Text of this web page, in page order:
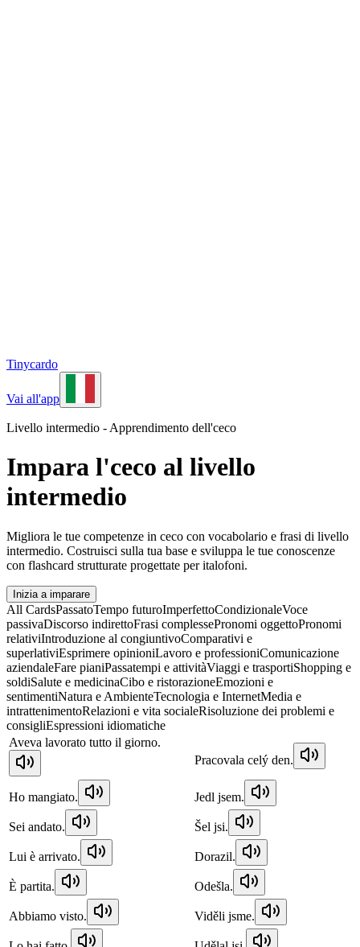
Tinycardo
Vai all'app
Livello intermedio - Apprendimento dell'ceco
Impara l'ceco al livello
intermedio
Migliora le tue competenze in ceco con vocabolario e frasi di livello
intermedio. Costruisci sulla tua base e sviluppa le tue conoscenze
con flashcard strutturate progettate per italofoni.
Inizia a imparare
All CardsPassatoTempo futuroImperfettoCondizionaleVoce
passivaDiscorso indirettoFrasi complessePronomi oggettoPronomi
relativiIntroduzione al congiuntivoComparativi e
superlativiEsprimere opinioniLavoro e professioniComunicazione
aziendaleFare pianiPassatempi e attivitàViaggi e trasportiShopping e
soldiSalute e medicinaCibo e ristorazioneEmozioni e
sentimentiNatura e AmbienteTecnologia e InternetMedia e
intrattenimentoRelazioni e vita socialeRisoluzione dei problemi e
consigliEspressioni idiomatiche
Aveva lavorato tutto il giorno.
Pracovala celý den.
Ho mangiato. Jedl jsem.
Sei andato. Šel jsi.
Lui è arrivato. Dorazil.
È partita. Odešla.
Abbiamo visto. Viděli jsme.